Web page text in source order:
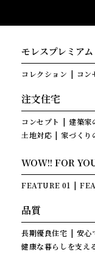
モレスプレミアム
コレクション コン
注文住宅
コンセプト 建築家
土地対応
家づくり
WOW!! FOR
FEATURE 01
品質
長期優良住宅
安心
健康な暮らしを支え